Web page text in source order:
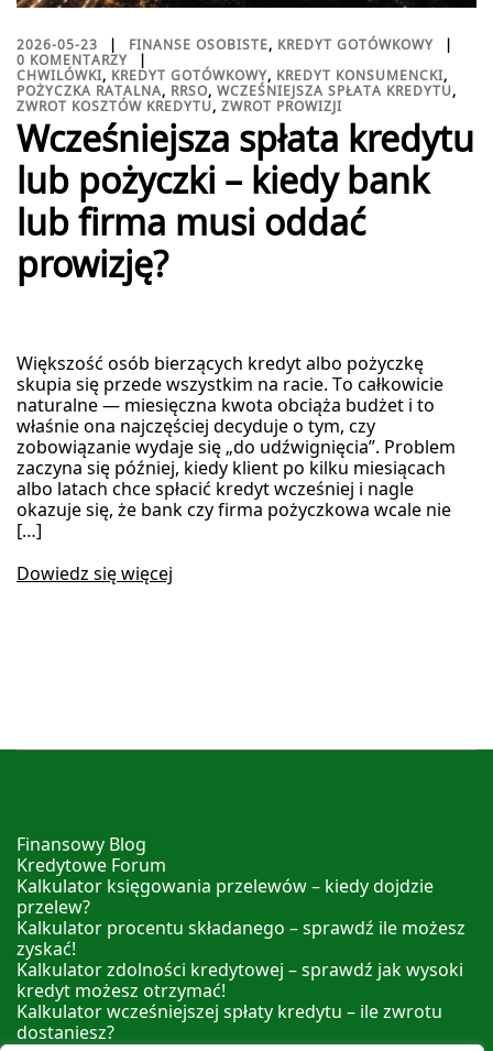
2026-05-23 FINANSE OSOBISTE, KREDYT GOTÓWKOWY
0 KOMENTARZY
CHWILÓWKI, KREDYT GOTÓWKOWY, KREDYT KONSUMENCKI,
POŻYCZKA RATALNA, RRSO, WCZEŚNIEJSZA SPŁATA KREDYTU,
ZWROT KOSZTÓW KREDYTU, ZWROT PROWIZJI
Wcześniejsza spłata kredytu
lub pożyczki – kiedy bank
lub firma musi oddać
prowizję?
Większość osób bierzących kredyt albo pożyczkę
skupia się przede wszystkim na racie. To całkowicie
naturalne — miesięczna kwota obciąża budżet i to
właśnie ona najczęściej decyduje o tym, czy
zobowiązanie wydaje się „do udźwignięcia”. Problem
zaczyna się później, kiedy klient po kilku miesiącach
albo latach chce spłacić kredyt wcześniej i nagle
okazuje się, że bank czy firma pożyczkowa wcale nie
[…]
Dowiedz się więcej
Finansowy Blog
Kredytowe Forum
Kalkulator księgowania przelewów – kiedy dojdzie
przelew?
Kalkulator procentu składanego – sprawdź ile możesz
zyskać!
Kalkulator zdolności kredytowej – sprawdź jak wysoki
kredyt możesz otrzymać!
Kalkulator wcześniejszej spłaty kredytu – ile zwrotu
dostaniesz?